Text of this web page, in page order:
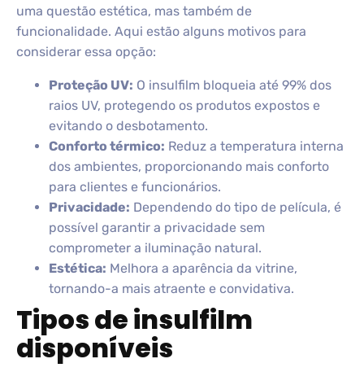
uma questão estética, mas também de
funcionalidade. Aqui estão alguns motivos para
considerar essa opção:
Proteção UV: O insulfilm bloqueia até 99% dos
raios UV, protegendo os produtos expostos e
evitando o desbotamento.
Conforto térmico: Reduz a temperatura interna
dos ambientes, proporcionando mais conforto
para clientes e funcionários.
Privacidade: Dependendo do tipo de película, é
possível garantir a privacidade sem
comprometer a iluminação natural.
Estética: Melhora a aparência da vitrine,
tornando-a mais atraente e convidativa.
Tipos de insulfilm
disponíveis